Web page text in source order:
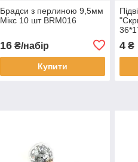
Брадси з перлиною 9,5мм
Мікс 10 шт BRM016
16₴/набір
Купити
4 ₴